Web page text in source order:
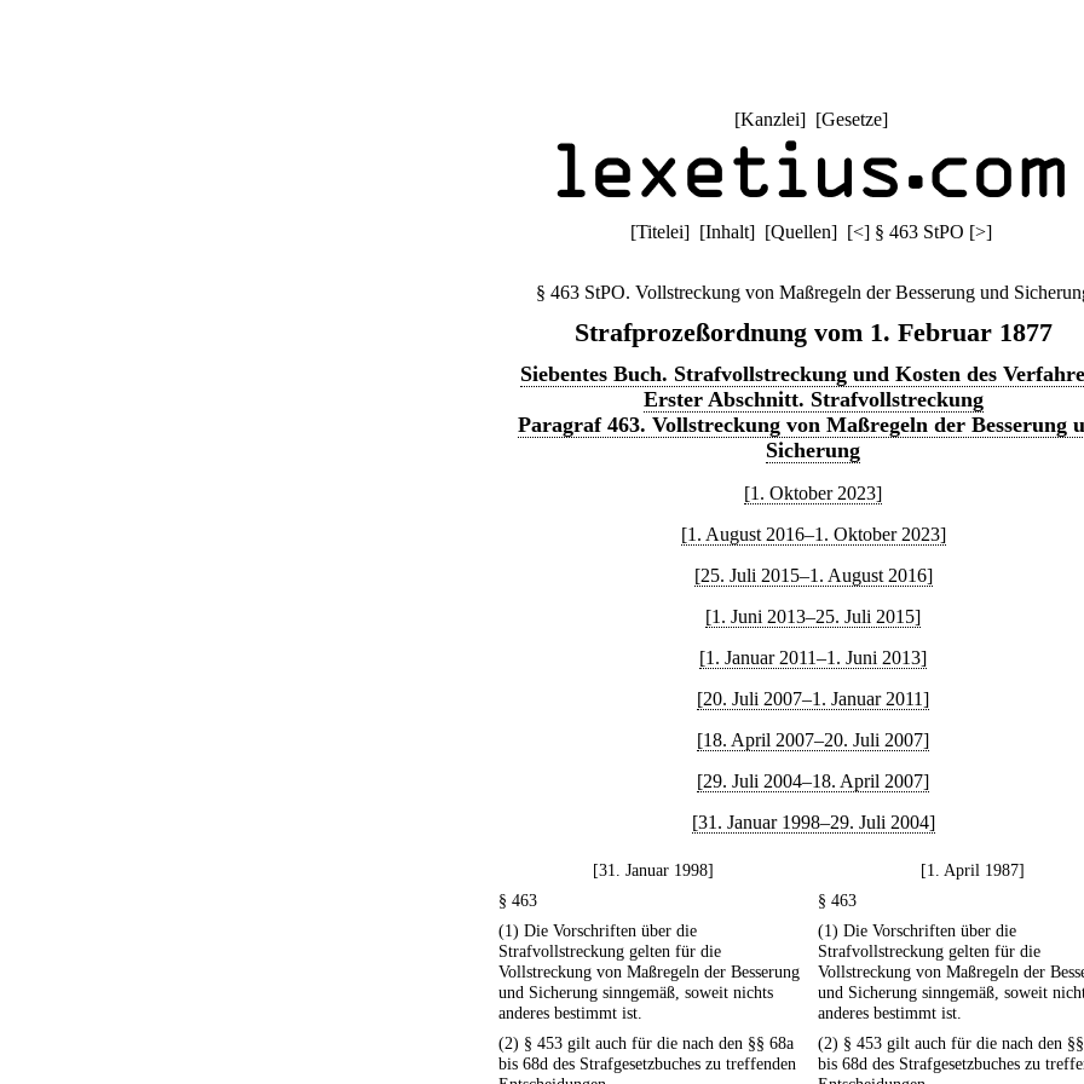
[Kanzlei] [Gesetze]
[Titelei] [Inhalt] [Quellen] [<] § 463 StPO [>]
§ 463 StPO. Vollstreckung von Maßregeln der Besserung und
Strafprozeßordnung vom 1. Februar 1877
Siebentes Buch. Strafvollstreckung und Kosten des
Erster Abschnitt. Strafvollstreckung
Paragraf 463. Vollstreckung von Maßregeln der Besserung
Sicherung
[1. Oktober 2023]
[1. August 2016–1. Oktober 2023]
[25. Juli 2015–1. August 2016]
[1. Juni 2013–25. Juli 2015]
[1. Januar 2011–1. Juni 2013]
[20. Juli 2007–1. Januar 2011]
[18. April 2007–20. Juli 2007]
[29. Juli 2004–18. April 2007]
[31. Januar 1998–29. Juli 2004]
[31. Januar 1998]
[1. April 1987]
§ 463
§ 463
(1) Die Vorschriften über die
Strafvollstreckung gelten für die
Vollstreckung von Maßregeln der Besserung
und Sicherung sinngemäß, soweit nichts
anderes bestimmt ist.
(1) Die Vorschriften über die
Strafvollstreckung gelten für die
Vollstreckung von Maßregeln der
und Sicherung sinngemäß, soweit
anderes bestimmt ist.
(2) § 453 gilt auch für die nach den §§ 68a
bis 68d des Strafgesetzbuches zu treffenden
(2) § 453 gilt auch für die nach den
bis 68d des Strafgesetzbuches zu